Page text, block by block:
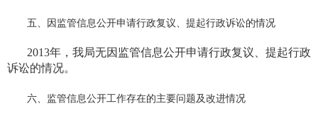
五、因监管信息公开申请行政复议、提起行政诉讼的情况
2013年，我局无因监管信息公开申请行政复议、提起行政
诉讼的情况。
六、监管信息公开工作存在的主要问题及改进情况